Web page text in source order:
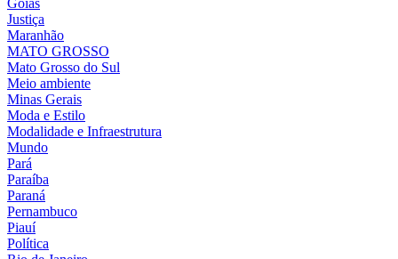
Goiás
Justiça
Maranhão
MATO GROSSO
Mato Grosso do Sul
Meio ambiente
Minas Gerais
Moda e Estilo
Modalidade e Infraestrutura
Mundo
Pará
Paraíba
Paraná
Pernambuco
Piauí
Política